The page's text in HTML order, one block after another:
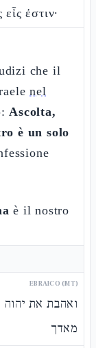
ἐστιν·
che il
nel
Ascolta,
è un solo
è il nostro
EBRAICO (MT)
ואהבת את
מאדך